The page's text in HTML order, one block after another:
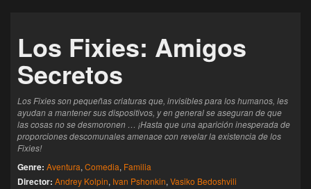
Clics: 0/3
El acceso expira en 1 hora
Los Fixies: Amigos
Secretos
Los Fixies son pequeñas criaturas que, invisibles para los humanos, les
ayudan a mantener sus dispositivos, y en general se aseguran de que
las cosas no se desmoronen … ¡Hasta que una aparición inesperada de
proporciones descomunales amenace con revelar la existencia de los
Fixies!
Genre: Aventura, Comedia, Familia
Director: Andrey Kolpin, Ivan Pshonkin, Vasiko Bedoshvili